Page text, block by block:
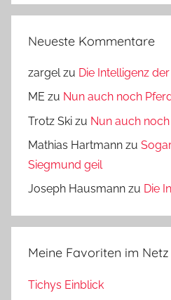
Neueste Kommentare
zargelzu Die Intelligenz
ME zu Nun auch noch
Trotz Ski zu Nun auch
Mathias Hartmann zu
Siegmund geil
Joseph Hausmann zu Die
Meine Favoriten im Netz
Tichys Einblick